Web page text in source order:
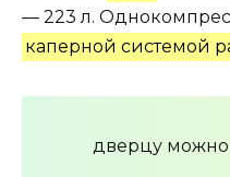
— 223 л.
каперной системой
дверцу можно